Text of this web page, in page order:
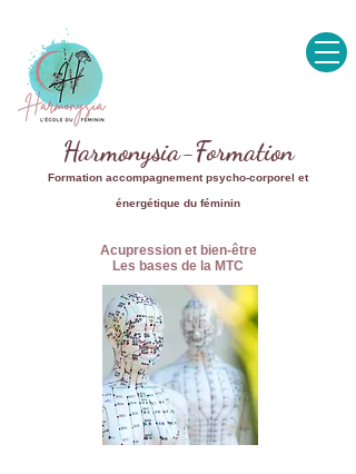
Harmonysia-Formation
Formation accompagnement psycho-corporel et
énergétique du féminin
Acupression et bien-être
Les bases de la MTC